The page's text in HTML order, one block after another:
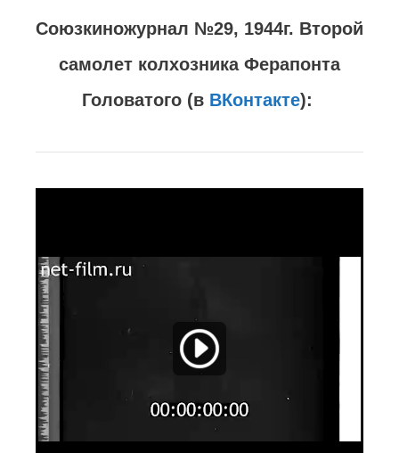
Союзкиножурнал №29, 1944г. Второй
самолет колхозника Ферапонта
Головатого (в ВКонтакте):